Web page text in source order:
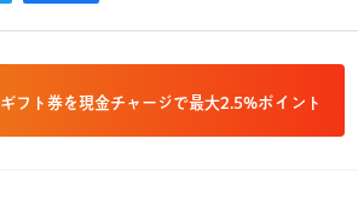
ギフト券を現金チャージで最大2.5%ポイント